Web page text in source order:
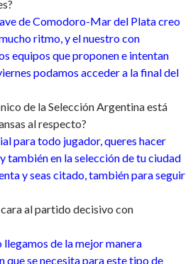
de Comodoro-Mar del Plata creo
ritmo, y el nuestro con
equipos que proponen e intentan
podamos acceder a la final del
de la Selección Argentina está
al respecto?
para todo jugador, queres hacer
también en la selección de tu ciudad
y seas citado, también para seguir
al partido decisivo con
llegamos de la mejor manera
que se necesita para este tipo de